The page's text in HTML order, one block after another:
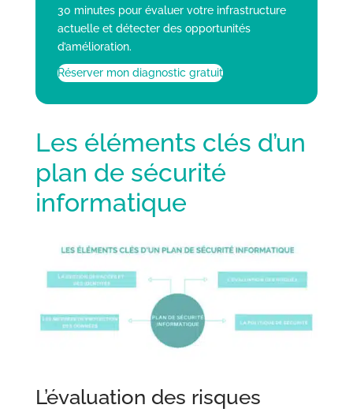
30 minutes pour évaluer votre infrastructure
actuelle et détecter des opportunités
d’amélioration.
Réserver mon diagnostic gratuit
Les éléments clés d’un
plan de sécurité
informatique
L’évaluation des risques